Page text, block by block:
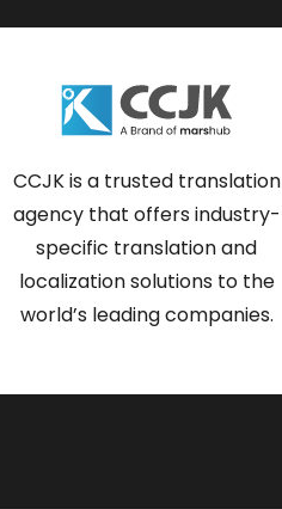
CCJK is a trusted translation
agency that offers industry-
specific translation and
localization solutions to the
world’s leading companies.